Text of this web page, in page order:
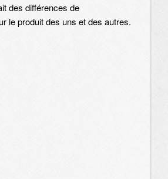
des différences de
le produit des uns et des autres.